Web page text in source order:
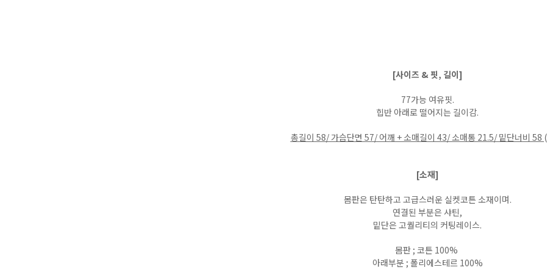
[사이즈 & 핏, 길이]
77가능 여유핏.
힙반 아래로 떨어지는 길이감.
총길이 58/ 가슴단면 57/ 어깨 + 소매길이 43/ 소매통 21.5/ 밑단너비
[소재]
몸판은 탄탄하고 고급스러운 실켓코튼 소재이며.
연결된 부분은 샤틴,
밑단은 고퀄리티의 커팅레이스.
몸판 ; 코튼 100%
아래부분 ; 폴리에스테르 100%